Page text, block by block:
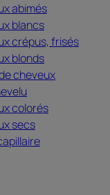
abimés
blancs
crépus, frisés
blonds
cheveux
colorés
secs